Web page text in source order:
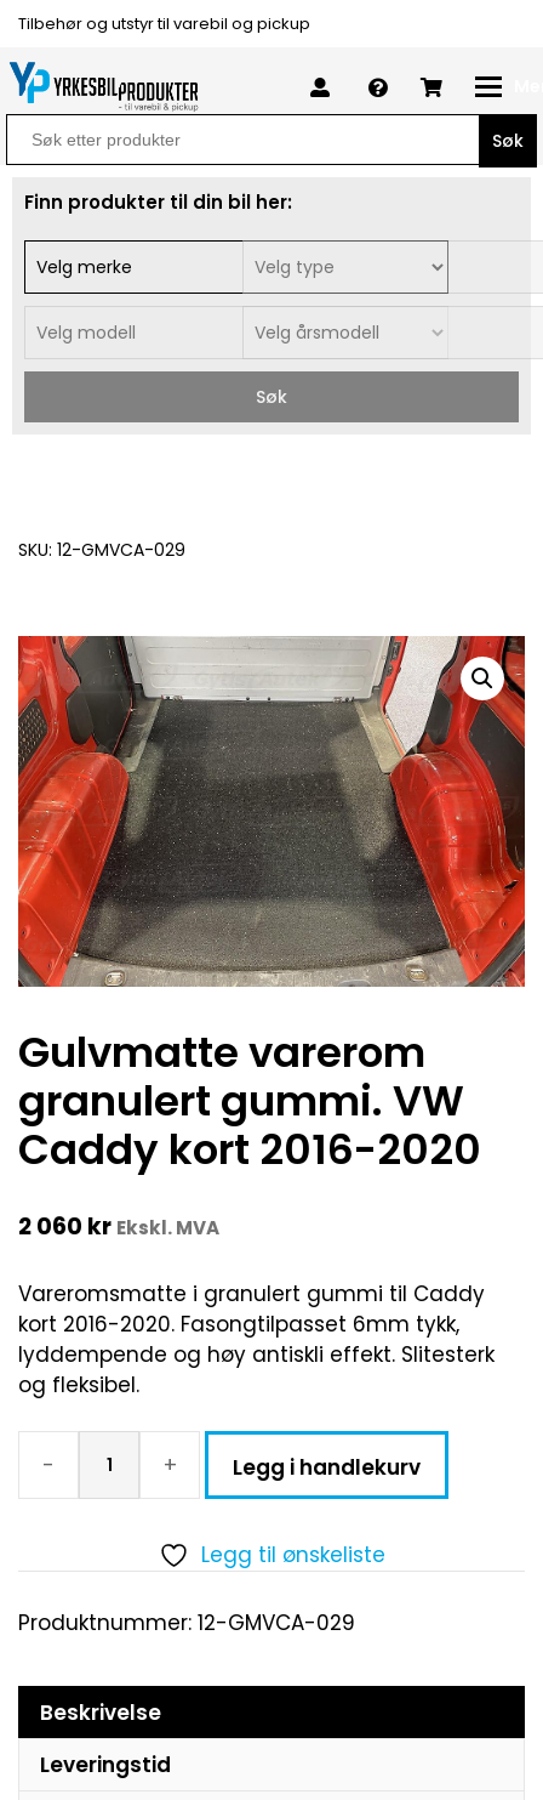
Tilbehør og utstyr til varebil og pickup
Search
for:
Finn produkter til din bil her:
Søk
SKU: 12-GMVCA-029
Gulvmatte varerom
granulert gummi. VW
Caddy kort 2016-2020
2 060 kr Ekskl. MVA
Vareromsmatte i granulert gummi til Caddy
kort 2016-2020. Fasongtilpasset 6mm tykk,
lyddempende og høy antiskli effekt. Slitesterk
og fleksibel.
- + Legg i handlekurv
Legg til ønskeliste
Produktnummer: 12-GMVCA-029
Beskrivelse
Leveringstid